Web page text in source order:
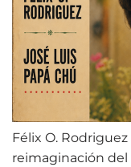
Félix O.
reimaginación